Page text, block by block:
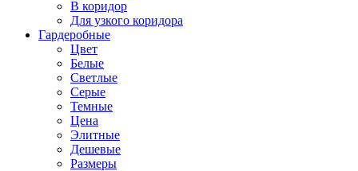
В коридор
Для узкого коридора
Гардеробные
Цвет
Белые
Светлые
Серые
Темные
Цена
Элитные
Дешевые
Размеры